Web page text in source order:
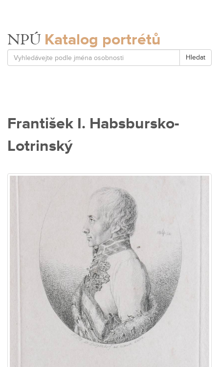
NPÚ Katalog portrétů
Hledat
František I. Habsbursko-
Lotrinský